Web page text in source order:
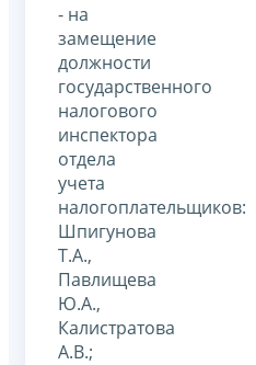
- на
замещение
должности
государственного
налогового
инспектора
отдела
учета
налогоплательщиков:
Шпигунова
Т.А.,
Павлищева
Ю.А.,
Калистратова
А.В.;